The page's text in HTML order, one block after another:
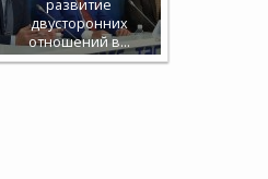
развитие
двусторонних
отношений в…